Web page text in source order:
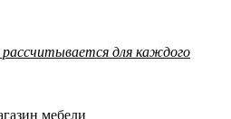
для каждого